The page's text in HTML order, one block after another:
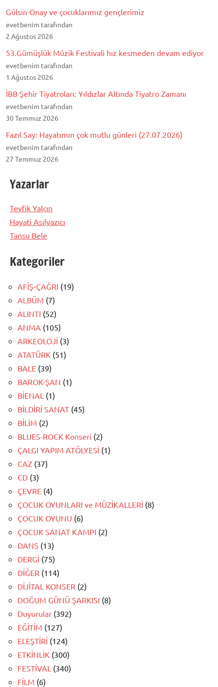
Gülsin Onay ve çocuklarımız gençlerimiz
evetbenim tarafından
2 Ağustos 2026
53.Gümüşlük Müzik Festivali hız kesmeden devam ediyor
evetbenim tarafından
1 Ağustos 2026
İBB Şehir Tiyatroları: Yıldızlar Altında Tiyatro Zamanı
evetbenim tarafından
30 Temmuz 2026
Fazıl Say: Hayatımın çok mutlu günleri (27.07.2026)
evetbenim tarafından
27 Temmuz 2026
Yazarlar
Tevfik Yalçın
Hayati Asılyazıcı
Tansu Bele
Kategoriler
AFİŞ-ÇAĞRI (19)
ALBÜM (7)
ALINTI (52)
ANMA (105)
ARKEOLOJİ (3)
ATATÜRK (51)
BALE (39)
BAROK-ŞAN (1)
BİENAL (1)
BİLDİRİ SANAT (45)
BİLİM (2)
BLUES-ROCK Konseri (2)
ÇALGI YAPIM ATÖLYESİ (1)
CAZ (37)
CD (3)
ÇEVRE (4)
ÇOCUK OYUNLARI ve MÜZİKALLERİ (8)
ÇOCUK OYUNU (6)
ÇOCUK SANAT KAMPI (2)
DANS (13)
DERGİ (75)
DİĞER (114)
DİJİTAL KONSER (2)
DOĞUM GÜNÜ ŞARKISI (8)
Duyurular (392)
EĞİTİM (127)
ELEŞTİRİ (124)
ETKİNLİK (300)
FESTİVAL (340)
FİLM (6)